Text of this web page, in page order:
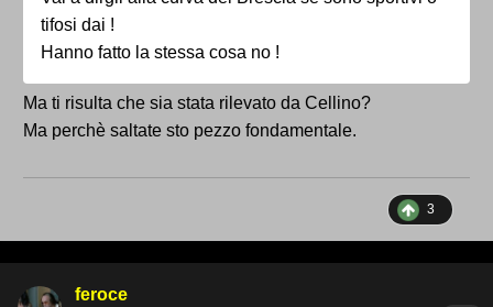
c'è più smetti di tifare. Per il resto c'è la TV.
Dobbiamo decidere (sentire forse è il termine più
giusto), se essere tifosi o sportivi. Perché le logiche
sono profondamente diverse.
tifosi dai !
Hanno fatto la stessa cosa no !
Ma ti risulta che sia stata rilevato da Cellino?
Ma perchè saltate sto pezzo fondamentale.
3
feroce